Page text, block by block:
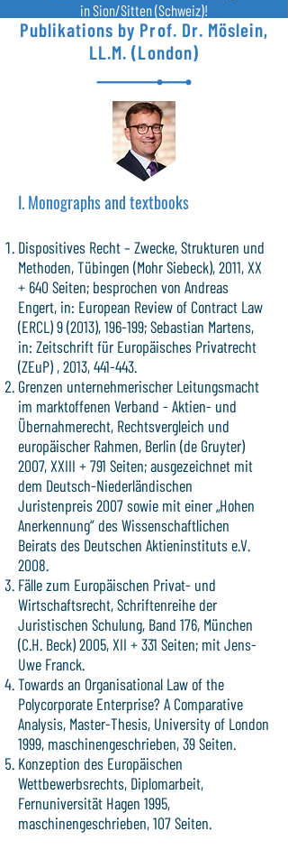
in Sion/Sitten (Schweiz)!
Publikations by Prof. Dr. Möslein,
LL.M. (London)
I. Monographs and textbooks
Dispositives Recht – Zwecke, Strukturen und
Methoden, Tübingen (Mohr Siebeck), 2011, XX
+ 640 Seiten; besprochen von Andreas
Engert, in: European Review of Contract Law
(ERCL) 9 (2013), 196-199; Sebastian Martens,
in: Zeitschrift für Europäisches Privatrecht
(ZEuP) , 2013, 441-443.
Grenzen unternehmerischer Leitungsmacht
im marktoffenen Verband - Aktien- und
Übernahmerecht, Rechtsvergleich und
europäischer Rahmen, Berlin (de Gruyter)
2007, XXIII + 791 Seiten; ausgezeichnet mit
dem Deutsch-Niederländischen
Juristenpreis 2007 sowie mit einer „Hohen
Anerkennung“ des Wissenschaftlichen
Beirats des Deutschen Aktieninstituts e.V.
2008.
Fälle zum Europäischen Privat- und
Wirtschaftsrecht, Schriftenreihe der
Juristischen Schulung, Band 176, München
(C.H. Beck) 2005, XII + 331 Seiten; mit Jens-
Uwe Franck.
Towards an Organisational Law of the
Polycorporate Enterprise? A Comparative
Analysis, Master-Thesis, University of London
1999, maschinengeschrieben, 39 Seiten.
Konzeption des Europäischen
Wettbewerbsrechts, Diplomarbeit,
Fernuniversität Hagen 1995,
maschinengeschrieben, 107 Seiten.